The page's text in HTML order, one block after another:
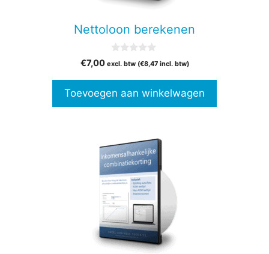
Nettoloon berekenen
v
5
€7,00 excl. btw (€8,47incl. btw)
Toevoegen aan winkelwagen